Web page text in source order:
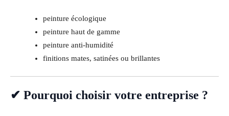
peinture écologique
peinture haut de gamme
peinture anti-humidité
finitions mates, satinées ou brillantes
✔ Pourquoi choisir votre entreprise ?